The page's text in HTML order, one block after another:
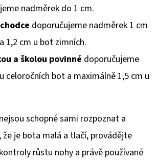
nadměrek do 1 cm.
doporučujeme nadměrek 1 cm
1,2 cm u bot zimních.
a školou povinné doporučujeme
celoročních bot a maximálně 1,5 cm u
schopné sami rozpoznat a
že je bota malá a tlačí, provádějte
růstu nohy a právě používané